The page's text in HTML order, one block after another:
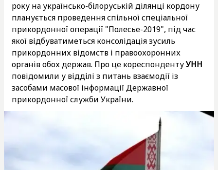
року на українсько-білоруській ділянці кордону
планується проведення спільної спеціальної
прикордонної операції "Полесье-2019", під час
якої відбуватиметься консолідація зусиль
прикордонних відомств і правоохоронних
органів обох держав. Про це кореспондентуУНН
повідомили у відділі з питань взаємодії із
засобами масової інформації Державної
прикордонної служби України.